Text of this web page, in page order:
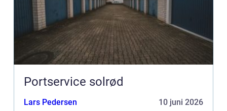
Portservice solrød
Lars Pedersen 10 juni 2026